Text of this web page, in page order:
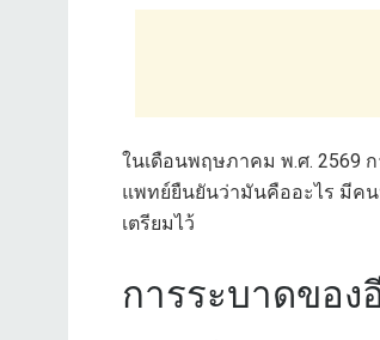
ในเดือนพฤษภาคม พ.ศ. 2569
แพทย์ยืนยันว่ามันคืออะไร มีค
เตรียมไว้
การระบาดของ